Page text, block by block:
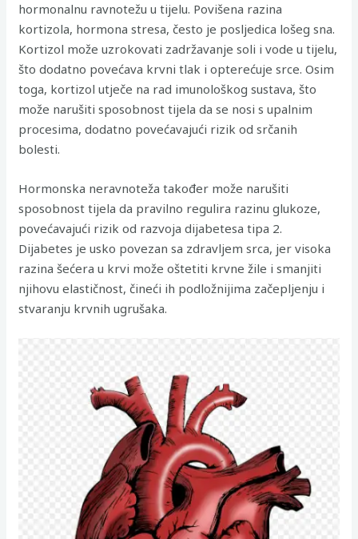
hormonalnu ravnotežu u tijelu. Povišena razina
kortizola, hormona stresa, često je posljedica lošeg sna.
Kortizol može uzrokovati zadržavanje soli i vode u tijelu,
što dodatno povećava krvni tlak i opterećuje srce. Osim
toga, kortizol utječe na rad imunološkog sustava, što
može narušiti sposobnost tijela da se nosi s upalnim
procesima, dodatno povećavajući rizik od srčanih
bolesti.
Hormonska neravnoteža također može narušiti
sposobnost tijela da pravilno regulira razinu glukoze,
povećavajući rizik od razvoja dijabetesa tipa 2.
Dijabetes je usko povezan sa zdravljem srca, jer visoka
razina šećera u krvi može oštetiti krvne žile i smanjiti
njihovu elastičnost, čineći ih podložnijima začepljenju i
stvaranju krvnih ugrušaka.